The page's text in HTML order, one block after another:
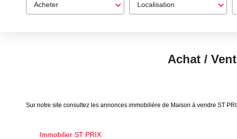
Acheter Localisation
Achat /
Sur notre site consultez les annonces immobilière de Maison à vendre ST
Immobilier ST PRIX